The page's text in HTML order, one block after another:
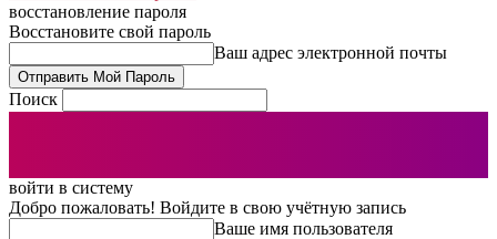
восстановление пароля
Восстановите свой пароль
Ваш адрес электронной почты
Поиск
войти в систему
Добро пожаловать! Войдите в свою учётную запись
Ваше имя пользователя